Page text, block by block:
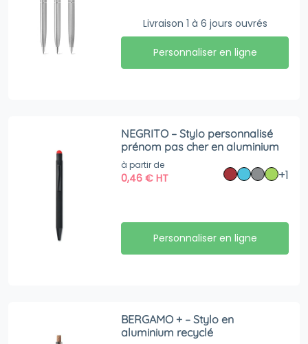
Livraison 1 à 6 jours ouvrés
Personnaliser en ligne
NEGRITO – Stylo personnalisé
prénom pas cher en aluminium
à partir de
0,46€ HT +1
Personnaliser en ligne
BERGAMO + – Stylo en
aluminium recyclé